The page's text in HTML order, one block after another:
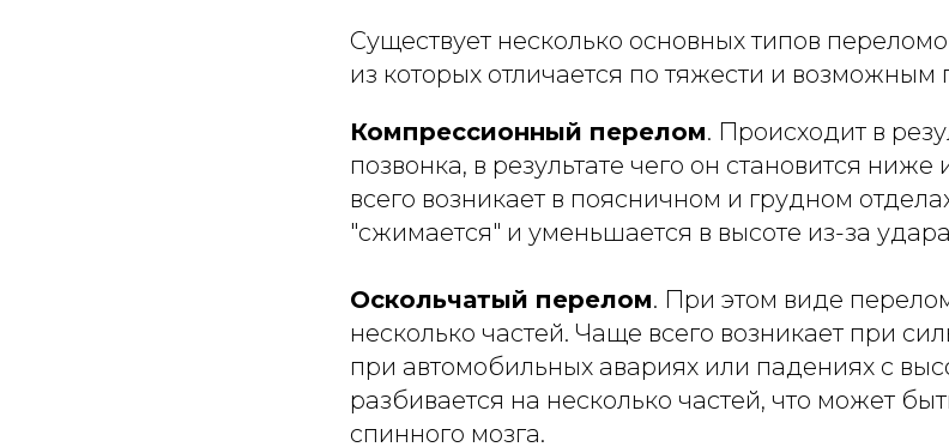
Существует несколько основных типов
из которых отличается по тяжести и возможным
Компрессионный перелом. Происходит в
позвонка, в результате чего он становится
всего возникает в поясничном и грудном
"сжимается" и уменьшается в высоте из-за
Оскольчатый перелом. При этом виде
несколько частей. Чаще всего возникает при
при автомобильных авариях или падениях с
разбивается на несколько частей, что может
спинного мозга.